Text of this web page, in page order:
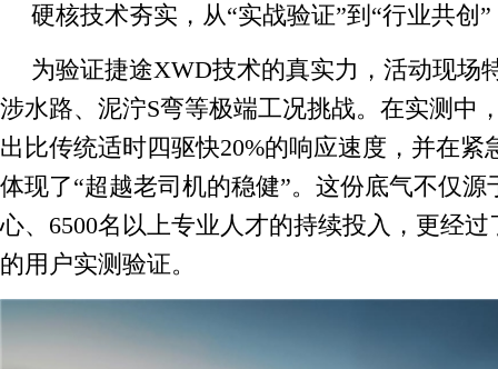
硬核技术夯实，从“实战验证”到“行业共创”
为验证捷途XWD技术的真实力，活动现场
涉水路、泥泞S弯等极端工况挑战。在实测中
出比传统适时四驱快20%的响应速度，并在紧
体现了“超越老司机的稳健”。这份底气不仅源
心、6500名以上专业人才的持续投入，更经过
的用户实测验证。